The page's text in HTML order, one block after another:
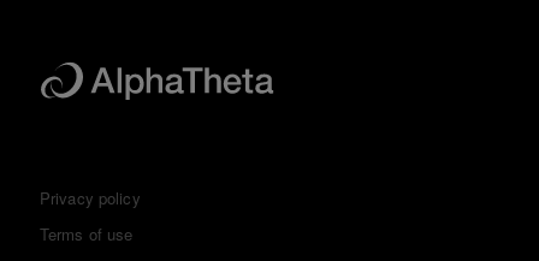
Privacy policy
Terms of use